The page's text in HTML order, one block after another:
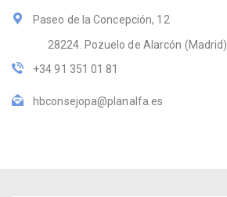
Paseo de la Concepción, 12
28224. Pozuelo de Alarcón (Madrid)
+34 91 351 01 81
hbconsejopa@planalfa.es